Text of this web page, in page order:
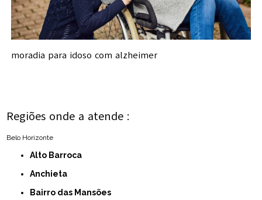
moradia para idoso com alzheimer
Regiões onde a atende :
Belo Horizonte
Alto Barroca
Anchieta
Bairro das Mansões